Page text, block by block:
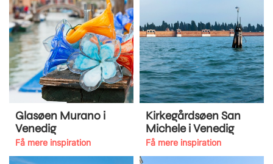
Glasøen Murano i
Venedig
Få mere inspiration
Kirkegårdsøen San
Michele i Venedig
Få mere inspiration